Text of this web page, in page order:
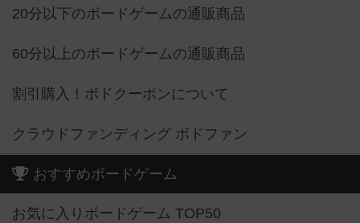
20分以下のボードゲームの通販商品
60分以上のボードゲームの通販商品
割引購入！ボドクーポンについて
クラウドファンディング ボドファン
おすすめボードゲーム
お気に入りボードゲーム TOP50